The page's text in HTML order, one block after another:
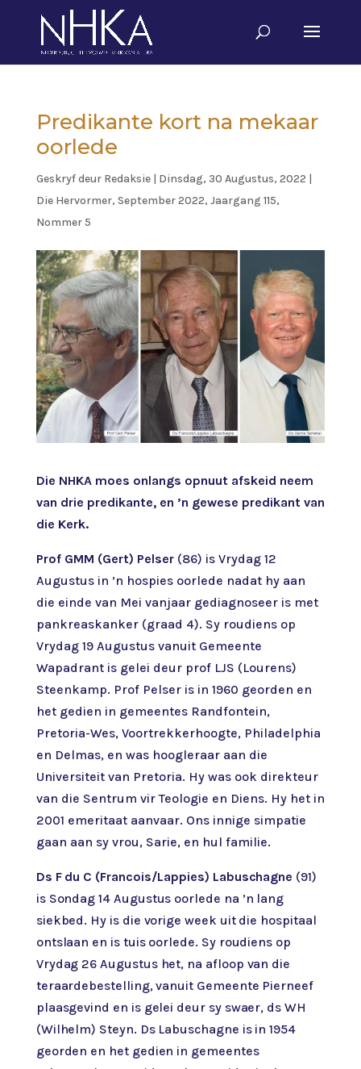
Predikante kort na mekaar
oorlede
Geskryf deur Redaksie| Dinsdag, 30 Augustus, 2022 |
Die Hervormer, September 2022, Jaargang 115,
Nommer 5
Die NHKA moes onlangs opnuut afskeid neem
van drie predikante, en ’n gewese predikant van
die Kerk.
Prof GMM (Gert) Pelser(86) is Vrydag 12
Augustus in ’n hospies oorlede nadat hy aan
die einde van Mei vanjaar gediagnoseer is met
pankreaskanker (graad 4). Sy roudiens op
Vrydag 19 Augustus vanuit Gemeente
Wapadrant is gelei deur prof LJS (Lourens)
Steenkamp. Prof Pelser is in 1960 georden en
het gedien in gemeentes Randfontein,
Pretoria-Wes, Voortrekkerhoogte, Philadelphia
en Delmas, en was hoogleraar aan die
Universiteit van Pretoria. Hy was ook direkteur
van die Sentrum vir Teologie en Diens. Hy het in
2001 emeritaat aanvaar. Ons innige simpatie
gaan aan sy vrou, Sarie, en hul familie.
Ds F du C (Francois/Lappies) Labuschagne (91)
is Sondag 14 Augustus oorlede na ’n lang
siekbed. Hy is die vorige week uit die hospitaal
ontslaan en is tuis oorlede. Sy roudiens op
Vrydag 26 Augustus het, na afloop van die
teraardebestelling, vanuit Gemeente Pierneef
plaasgevind en is gelei deur sy swaer, ds WH
(Wilhelm) Steyn. Ds Labuschagne is in 1954
georden en het gedien in gemeentes